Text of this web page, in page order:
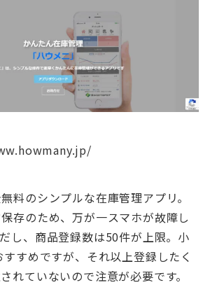
料のシンプルな在庫管理アプリ。
存のため、万が一スマホが故障し
し、商品登録数は50件が上限。小
すめですが、それ以上登録したく
れていないので注意が必要です。